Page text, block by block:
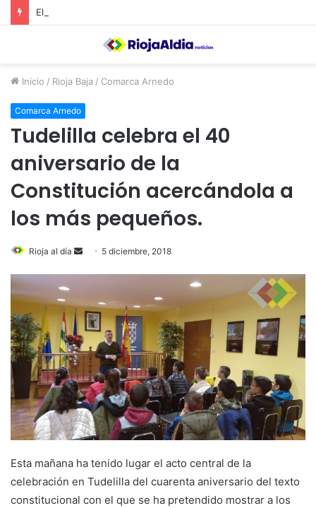
Inicio / Rioja Baja / Comarca Arnedo
Comarca Arnedo
Tudelilla celebra el 40
aniversario de la
Constitución acercándola a
los más pequeños.
Rioja al día
a
n
e
m
a
i
l
5 diciembre, 2018
Esta mañana ha tenido lugar el acto central de la
celebración en Tudelilla del cuarenta aniversario del texto
constitucional con el que se ha pretendido mostrar a los